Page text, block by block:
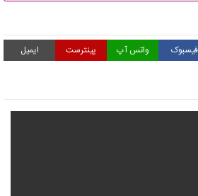
فیسبوک واتس آپ پینترست ایمیل